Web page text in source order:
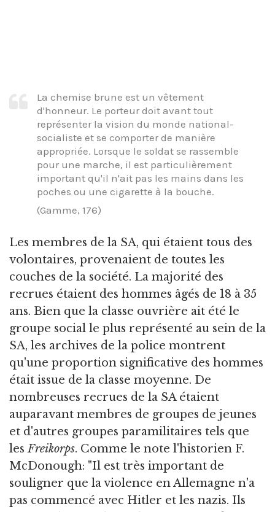
La chemise brune est un vêtement
d'honneur. Le porteur doit avant tout
représenter la vision du monde national-
socialiste et se comporter de manière
appropriée. Lorsque le soldat se rassemble
pour une marche, il est particulièrement
important qu'il n'ait pas les mains dans les
poches ou une cigarette à la bouche.
(Gamme, 176)
Les membres de la SA, qui étaient tous des
volontaires, provenaient de toutes les
couches de la société. La majorité des
recrues étaient des hommes âgés de 18 à 35
ans. Bien que la classe ouvrière ait été le
groupe social le plus représenté au sein de la
SA, les archives de la police montrent
qu'une proportion significative des hommes
était issue de la classe moyenne. De
nombreuses recrues de la SA étaient
auparavant membres de groupes de jeunes
et d'autres groupes paramilitaires tels que
lesFreikorps. Comme le note l'historien F.
McDonough: "Il est très important de
souligner que la violence en Allemagne n'a
pas commencé avec Hitler et les nazis. Ils